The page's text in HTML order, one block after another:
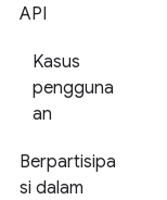
API
Kasus
pengguna
an
Berpartisipa
si dalam